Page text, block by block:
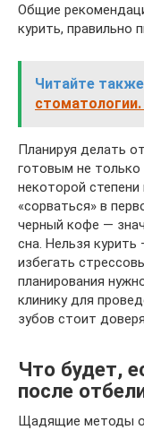
Общие
курить, правильно
Читайте
Планируя делать
готовым не только
некоторой
«сорваться» в
черный кофе —
сна. Нельзя
избегать
планирования
клинику для
зубов стоит
Что будет,
после
Щадящие методы